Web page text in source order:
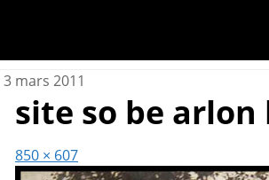
3 mars 2011
site so be
850 × 607